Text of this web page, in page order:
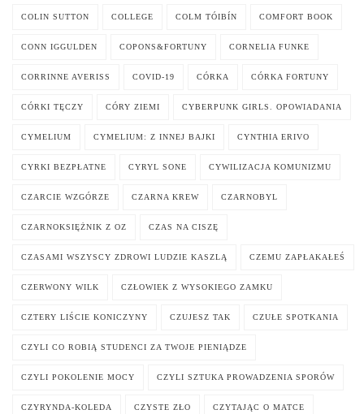
COLIN SUTTON COLLEGE COLM TÓIBÍN COMFORT BOOK
CONN IGGULDEN COPONS&FORTUNY CORNELIA FUNKE
CORRINNE AVERISS COVID-19 CÓRKA CÓRKA FORTUNY
CÓRKI TĘCZY CÓRY ZIEMI CYBERPUNK GIRLS. OPOWIADANIA
CYMELIUM CYMELIUM: Z INNEJ BAJKI CYNTHIA ERIVO
CYRKI BEZPŁATNE CYRYL SONE CYWILIZACJA KOMUNIZMU
CZARCIE WZGÓRZE CZARNA KREW CZARNOBYL
CZARNOKSIĘŻNIK Z OZ CZAS NA CISZĘ
CZASAMI WSZYSCY ZDROWI LUDZIE KASZLĄ CZEMU ZAPŁAKAŁEŚ
CZERWONY WILK CZŁOWIEK Z WYSOKIEGO ZAMKU
CZTERY LIŚCIE KONICZYNY CZUJESZ TAK CZUŁE SPOTKANIA
CZYLI CO ROBIĄ STUDENCI ZA TWOJE PIENIĄDZE
CZYLI POKOLENIE MOCY CZYLI SZTUKA PROWADZENIA SPORÓW
CZYRYNDA-KOLEDA CZYSTE ZŁO CZYTAJĄC O MATCE